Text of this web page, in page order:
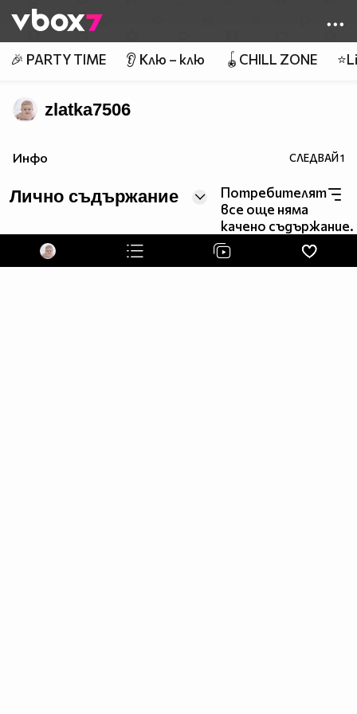
👾
🎉 PARTY TIME 👂 Клю – клю 🪀CHILL ZONE
zlatka7506
Инфо СЛЕДВАЙ1
Лично съдържание
Потребителят
все още няма
качено съдържание.